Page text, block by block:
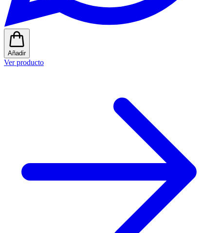
Añadir
Ver producto